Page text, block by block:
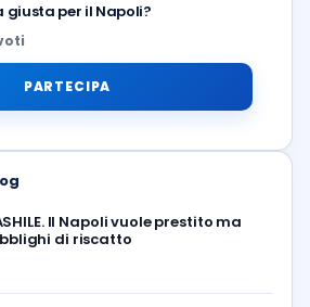
giusta per il Napoli?
PARTECIPA
Il Napoli vuole prestito ma
di riscatto